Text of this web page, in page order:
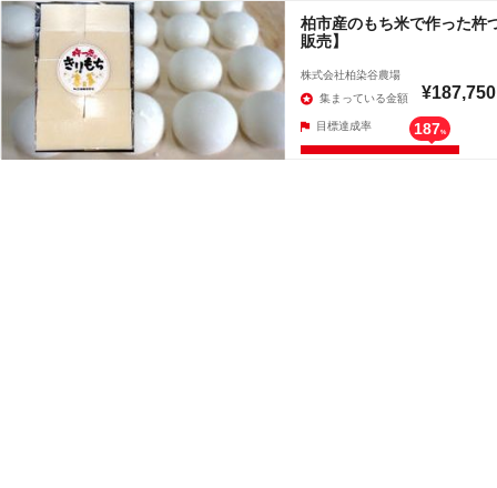
柏市産のもち米で作った杵
販売】
株式会社柏染谷農場
集まっている金額
¥187,750
目標達成率 187%